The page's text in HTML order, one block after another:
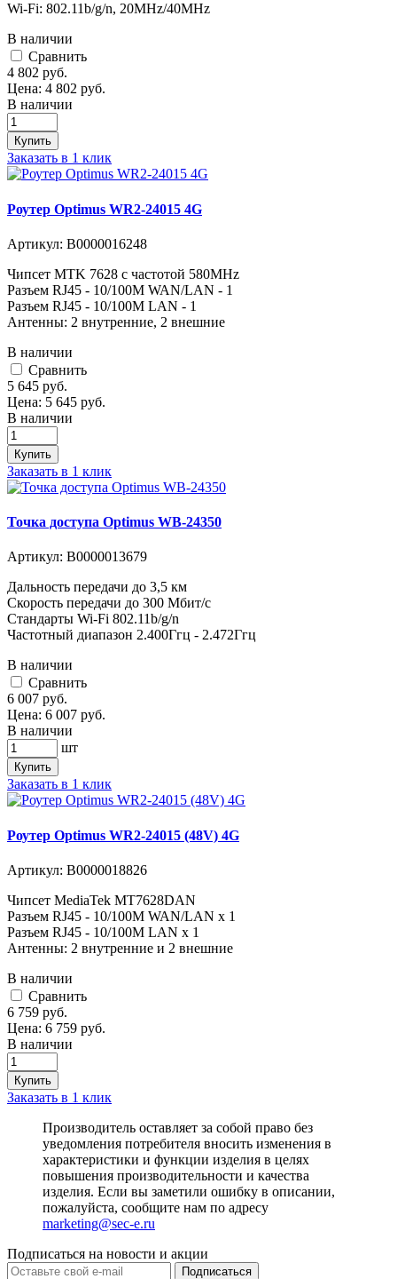
Wi-Fi: 802.11b/g/n, 20MHz/40MHz
В наличии
Cравнить
4 802 руб.
Цена: 4 802 руб.
В наличии
Купить
Заказать в 1 клик
Роутер Optimus WR2-24015 4G
Артикул: В0000016248
Чипсет MTK 7628 с частотой 580MHz
Разъем RJ45 - 10/100M WAN/LAN - 1
Разъем RJ45 - 10/100M LAN - 1
Антенны: 2 внутренние, 2 внешние
В наличии
Cравнить
5 645 руб.
Цена: 5 645 руб.
В наличии
Купить
Заказать в 1 клик
Точка доступа Optimus WB-24350
Артикул: В0000013679
Дальность передачи до 3,5 км
Скорость передачи до 300 Мбит/с
Стандарты Wi-Fi 802.11b/g/n
Частотный диапазон 2.400Ггц - 2.472Ггц
В наличии
Cравнить
6 007 руб.
Цена: 6 007 руб.
В наличии
шт
Купить
Заказать в 1 клик
Роутер Optimus WR2-24015 (48V) 4G
Артикул: В0000018826
Чипсет MediaTek MT7628DAN
Разъем RJ45 - 10/100M WAN/LAN х 1
Разъем RJ45 - 10/100M LAN х 1
Антенны: 2 внутренние и 2 внешние
В наличии
Cравнить
6 759 руб.
Цена: 6 759 руб.
В наличии
Купить
Заказать в 1 клик
Производитель оставляет за собой право без
уведомления потребителя вносить изменения в
характеристики и функции изделия в целях
повышения производительности и качества
изделия. Если вы заметили ошибку в описании,
пожалуйста, сообщите нам по адресу
marketing@sec-e.ru
Подписаться на новости и акции
Подписаться